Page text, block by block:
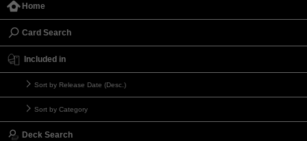
Home
Card Search
Included in
Sort by Release Date (Desc.)
Sort by Category
Deck Search